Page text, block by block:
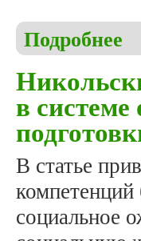
Подробнее
в
В статье
социальное